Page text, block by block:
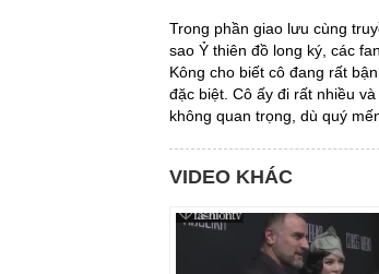
Trong phần giao lưu cùng
sao Ỷ thiên đồ long ký, các
Kông cho biết cô đang rất
đặc biệt. Cô ấy đi rất nhiều
không quan trọng, dù quý
VIDEO KHÁC